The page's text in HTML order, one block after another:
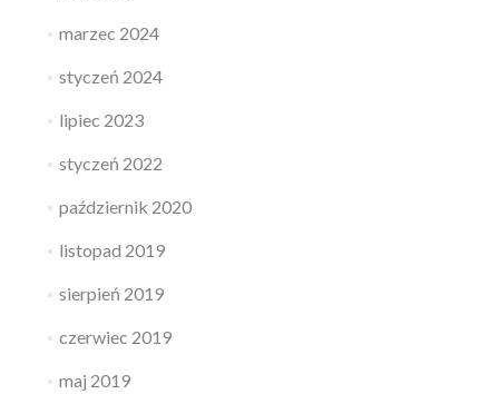
marzec 2024
styczeń 2024
lipiec 2023
styczeń 2022
październik 2020
listopad 2019
sierpień 2019
czerwiec 2019
maj 2019